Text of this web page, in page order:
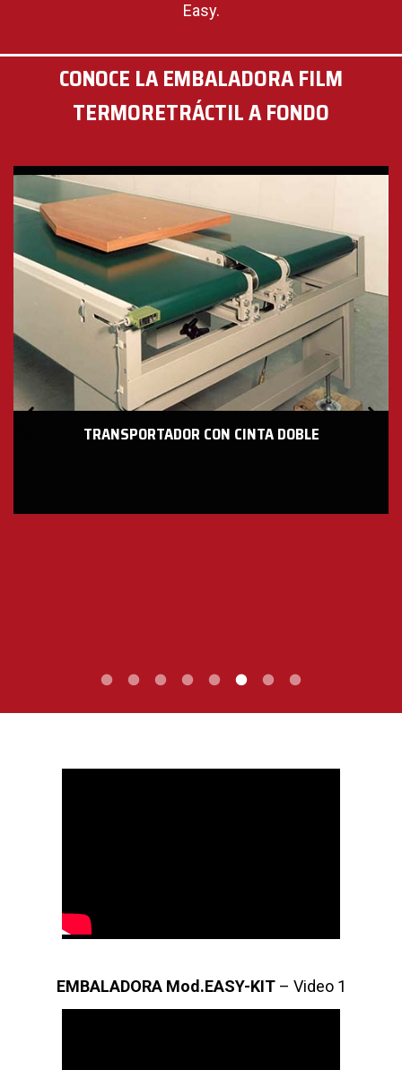
Easy.
CONOCE LA EMBALADORA FILM
TERMORETRÁCTIL A FONDO
TRANSPORTADOR CON CINTA DOBLE
EMBALADORA Mod.EASY-KIT– Video 1